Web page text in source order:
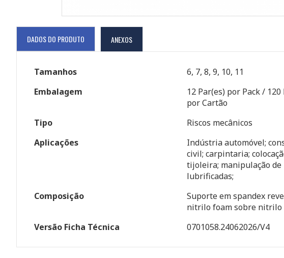
DADOS DO PRODUTO ANEXOS
Tamanhos
6, 7, 8, 9, 10, 11
Embalagem
12 Par(es) por Pack / 120
por Cartão
Tipo
Riscos mecânicos
Aplicações
Indústria automóvel;
civil; carpintaria;
tijoleira; manipulação de
lubrificadas;
Composição
Suporte em spandex
nitrilo foam sobre nitrilo
Versão Ficha Técnica
0701058.24062026/V4